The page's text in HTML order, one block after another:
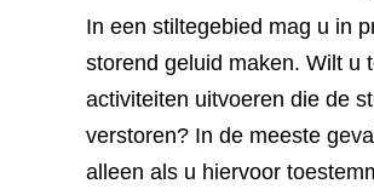
In een stiltegebied mag u in
storend geluid maken. Wilt u
activiteiten uitvoeren die de
verstoren? In de meeste
alleen als u hiervoor